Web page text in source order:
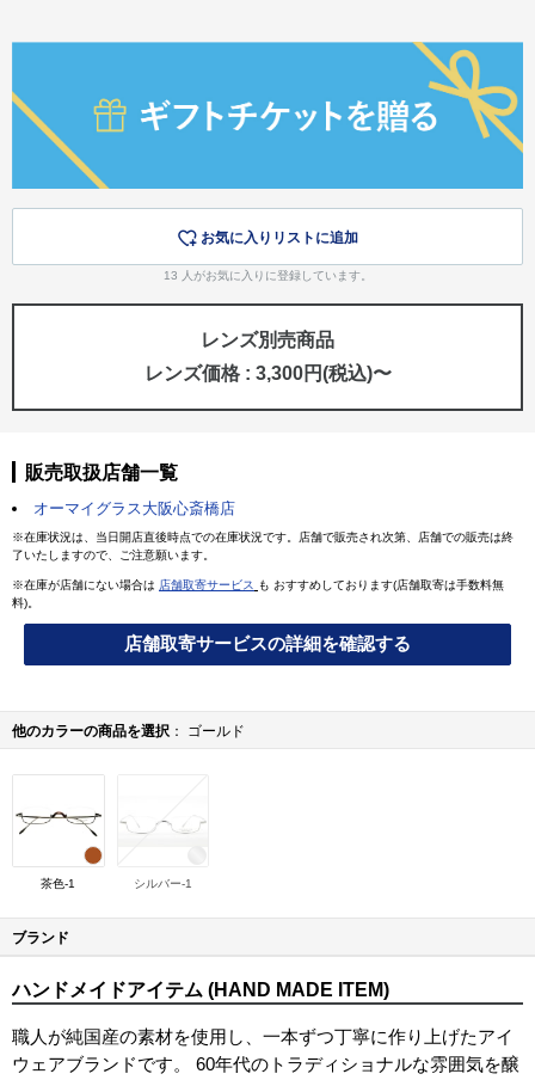
お気に入りリストに追加
13 人がお気に入りに登録しています。
レンズ別売商品
レンズ価格 : 3,300円(税込)〜
販売取扱店舗一覧
オーマイグラス大阪心斎橋店
※在庫状況は、当日開店直後時点での在庫状況です。店舗で販売され次第、店舗での販売は終
了いたしますので、ご注意願います。
※在庫が店舗にない場合は 店舗取寄サービス
も おすすめしております(店舗取寄は手数料無
料)。
店舗取寄サービスの詳細を確認する
他のカラーの商品を選択 ゴールド
茶色-1 シルバー-1
ブランド
ハンドメイドアイテム (HAND MADE ITEM)
職人が純国産の素材を使用し、一本ずつ丁寧に作り上げたアイ
ウェアブランドです。 60年代のトラディショナルな雰囲気を醸